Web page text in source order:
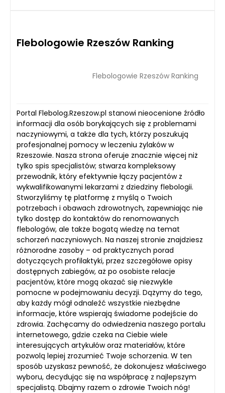
Flebologowie Rzeszów Ranking
Flebologowie Rzeszów Ranking
Portal Flebolog.Rzeszow.pl stanowi nieocenione źródło
informacji dla osób borykających się z problemami
naczyniowymi, a także dla tych, którzy poszukują
profesjonalnej pomocy w leczeniu żylaków w
Rzeszowie. Nasza strona oferuje znacznie więcej niż
tylko spis specjalistów; stwarza kompleksowy
przewodnik, który efektywnie łączy pacjentów z
wykwalifikowanymi lekarzami z dziedziny flebologii.
Stworzyliśmy tę platformę z myślą o Twoich
potrzebach i obawach zdrowotnych, zapewniając nie
tylko dostęp do kontaktów do renomowanych
flebologów, ale także bogatą wiedzę na temat
schorzeń naczyniowych. Na naszej stronie znajdziesz
różnorodne zasoby – od praktycznych porad
dotyczących profilaktyki, przez szczegółowe opisy
dostępnych zabiegów, aż po osobiste relacje
pacjentów, które mogą okazać się niezwykle
pomocne w podejmowaniu decyzji. Dążymy do tego,
aby każdy mógł odnaleźć wszystkie niezbędne
informacje, które wspierają świadome podejście do
zdrowia. Zachęcamy do odwiedzenia naszego portalu
internetowego, gdzie czeka na Ciebie wiele
interesujących artykułów oraz materiałów, które
pozwolą lepiej zrozumieć Twoje schorzenia. W ten
sposób uzyskasz pewność, że dokonujesz właściwego
wyboru, decydując się na współpracę z najlepszym
specjalistą. Dbajmy razem o zdrowie Twoich nóg!